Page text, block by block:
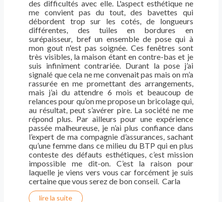
des difficultés avec elle. L'aspect esthétique ne
me convient pas du tout, des bavettes qui
débordent trop sur les cotés, de longueurs
différentes, des tuiles en bordures en
surépaisseur, bref un ensemble de pose qui à
mon gout n'est pas soignée. Ces fenêtres sont
très visibles, la maison étant en contre-bas et je
suis infiniment contrariée. Durant la pose j’ai
signalé que cela ne me convenait pas mais on m’a
rassurée en me promettant des arrangements,
mais j’ai du attendre 6 mois et beaucoup de
relances pour qu’on me propose un bricolage qui,
au résultat, peut s’avérer pire. La société ne me
répond plus. Par ailleurs pour une expérience
passée malheureuse, je n’ai plus confiance dans
l’expert de ma compagnie d’assurances, sachant
qu’une femme dans ce milieu du BTP qui en plus
conteste des défauts esthétiques, c’est mission
impossible me dit-on. C’est la raison pour
laquelle je viens vers vous car forcément je suis
certaine que vous serez de bon conseil. Carla
lire la suite